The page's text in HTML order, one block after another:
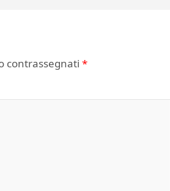
contrassegnati *